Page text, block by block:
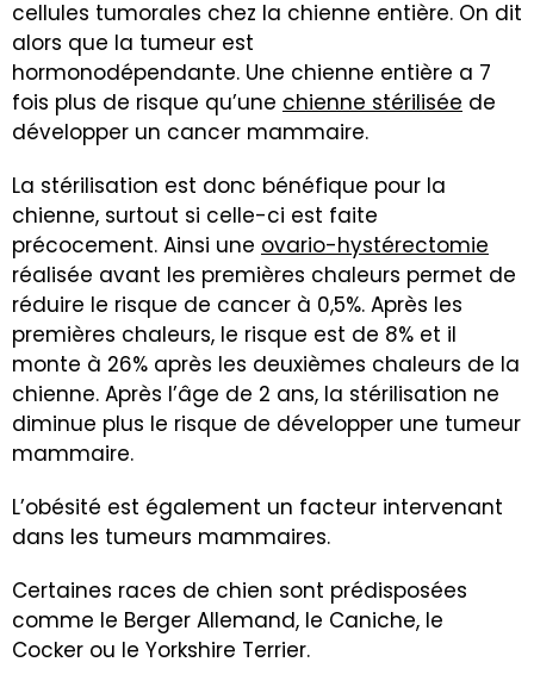
cellules tumorales chez la chienne entière. On dit
alors que la tumeur est
hormonodépendante. Une chienne entière a 7
fois plus de risque qu’une chienne stérilisée de
développer un cancer mammaire.
La stérilisation est donc bénéfique pour la
chienne, surtout si celle-ci est faite
précocement. Ainsi une ovario-hystérectomie
réalisée avant les premières chaleurs permet de
réduire le risque de cancer à 0,5%. Après les
premières chaleurs, le risque est de 8% et il
monte à 26% après les deuxièmes chaleurs de la
chienne. Après l’âge de 2 ans, la stérilisation ne
diminue plus le risque de développer une tumeur
mammaire.
L’obésité est également un facteur intervenant
dans les tumeurs mammaires.
Certaines races de chien sont prédisposées
comme le Berger Allemand, le Caniche, le
Cocker ou le Yorkshire Terrier.